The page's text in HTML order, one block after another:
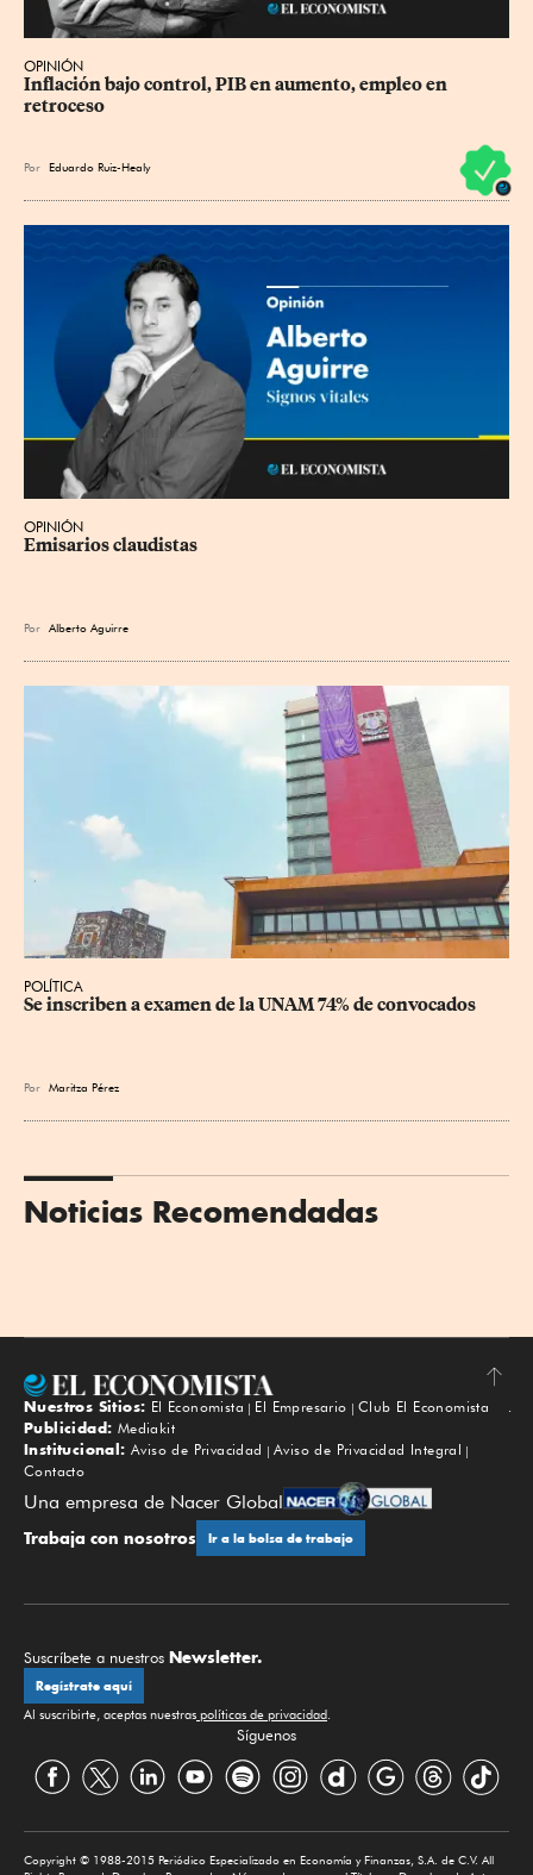
OPINIÓN
Inflación bajo control, PIB en aumento, empleo en
retroceso
Por Eduardo Ruiz-Healy
OPINIÓN
Emisarios claudistas
Por Alberto Aguirre
POLÍTICA
Se inscriben a examen de la UNAM 74% de convocados
Por Maritza Pérez
Noticias Recomendadas
Subir
Nuestros Sitios: El Economista El Empresario
Club El Economista
Publicidad: Mediakit
Institucional: Aviso de Privacidad
Aviso de Privacidad Integral
Contacto
Una empresa de Nacer Global
Trabaja con nosotros Ir a la bolsa de trabajo
Suscríbete a nuestros Newsletter.
Regístrate aquí
Al suscribirte, aceptas nuestras políticas de privacidad.
Síguenos
Copyright © 1988-2015 Periódico Especializado en Economía y Finanzas, S.A. de C.V. All